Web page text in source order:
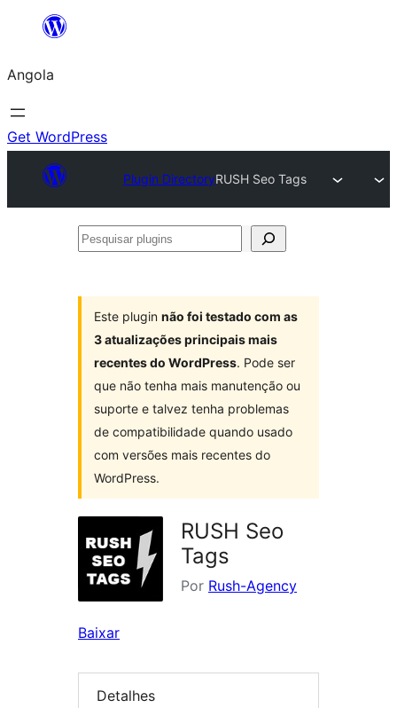
Saltar
o
conteúdo
Angola
Get WordPress
Plugin DirectoryRUSH Seo Tags
Pesquisar
Este plugin não foi testado com as
3 atualizações principais mais
recentes do WordPress. Pode ser
que não tenha mais manutenção ou
suporte e talvez tenha problemas
de compatibilidade quando usado
com versões mais recentes do
WordPress.
RUSH Seo
Tags
Por Rush-Agency
Baixar
Detalhes